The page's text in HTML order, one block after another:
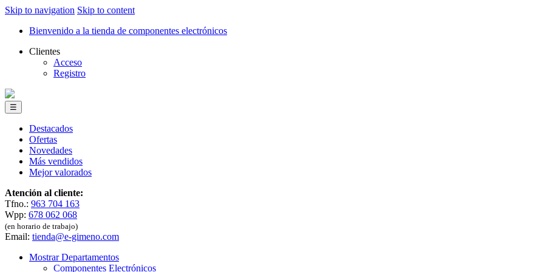
Skip to navigation Skip to content
Bienvenido a la tienda de componentes electrónicos
Clientes
Acceso
Registro
☰
Destacados
Ofertas
Novedades
Más vendidos
Mejor valorados
Atención al cliente:
Tfno.: 963 704 163
Wpp: 678 062 068
(en horario de trabajo)
Email: tienda@e-gimeno.com
Mostrar Departamentos
Componentes Electrónicos